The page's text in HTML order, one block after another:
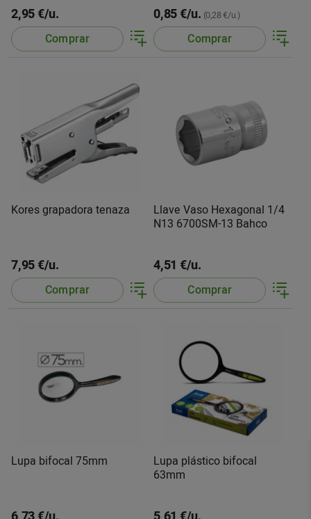
2,95 €/u.
Comprar
0,85 €/u. (0,28 €/u.)
Comprar
Kores grapadora tenaza
7,95 €/u.
Comprar
Llave Vaso Hexagonal 1/4
N13 6700SM-13 Bahco
4,51 €/u.
Comprar
Lupa bifocal 75mm
Lupa plástico bifocal
63mm